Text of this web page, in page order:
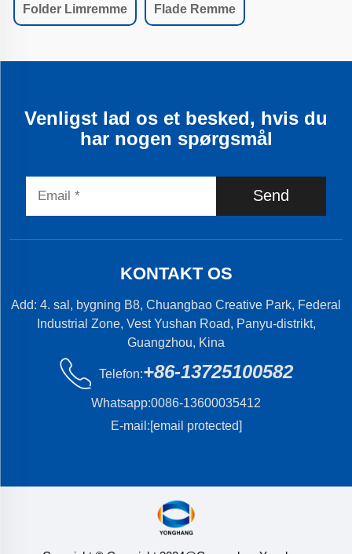
Folder Limremme Flade Remme
Venligst lad os et besked, hvis du
har nogen spørgsmål
Send
KONTAKT OS
Add: 4. sal, bygning B8, Chuangbao Creative Park, Federal
Industrial Zone, Vest Yushan Road, Panyu-distrikt,
Guangzhou, Kina
Telefon:+86-13725100582
Whatsapp:0086-13600035412
E-mail:[email protected]